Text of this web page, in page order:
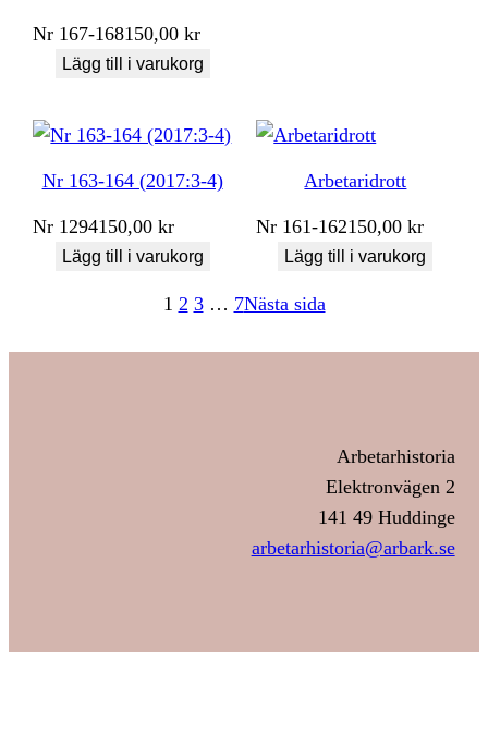
Nr 167-168150,00kr
Lägg till i varukorg
Nr 163-164 (2017:3-4)
Nr 1294150,00kr
Lägg till i varukorg
Arbetaridrott
Nr 161-162150,00kr
Lägg till i varukorg
1 2 3 … 7Nästa sida
Arbetarhistoria
Elektronvägen 2
141 49 Huddinge
arbetarhistoria@arbark.se